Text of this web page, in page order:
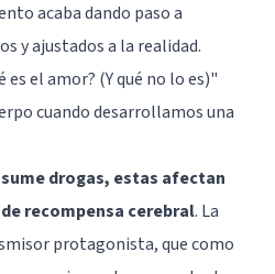
acaba dando paso a
y ajustados a la realidad.
es el amor? (Y qué no lo es)"
cuando desarrollamos una
drogas, estas afectan
recompensa cerebral. La
protagonista, que como